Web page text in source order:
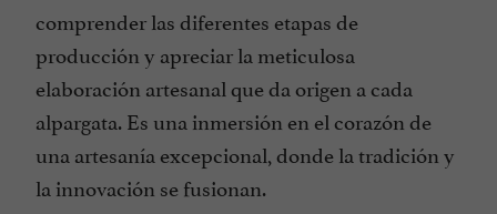
comprender las diferentes etapas de
producción y apreciar la meticulosa
elaboración artesanal que da origen a cada
alpargata. Es una inmersión en el corazón de
una artesanía excepcional, donde la tradición y
la innovación se fusionan.